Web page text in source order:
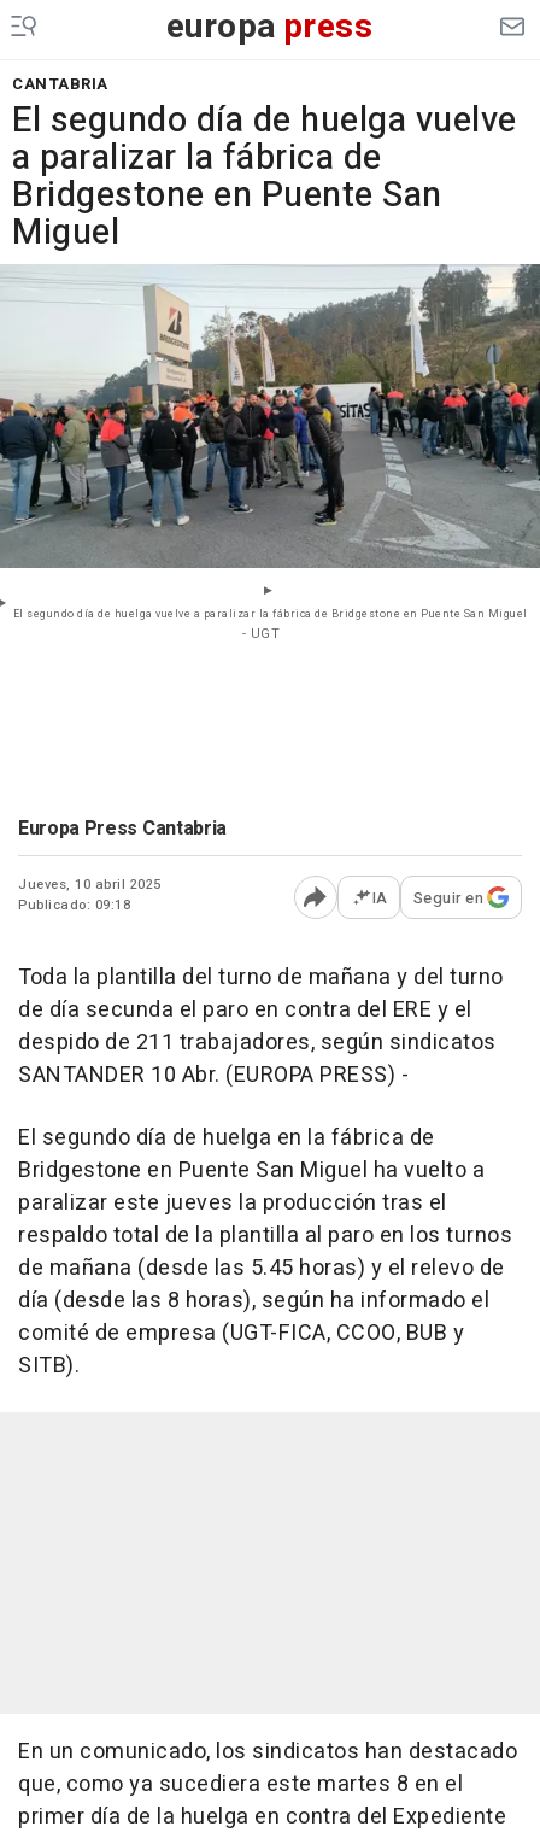
europa press
CANTABRIA
El segundo día de huelga vuelve
a paralizar la fábrica de
Bridgestone en Puente San
Miguel
El segundo día de huelga vuelve a paralizar la fábrica de Bridgestone en Puente San Miguel
- UGT
Europa Press Cantabria
Jueves, 10 abril 2025
Publicado: 09:18
Abrir opciones para
IA Seguir en
Toda la plantilla del turno de mañana y del turno
de día secunda el paro en contra del ERE y el
despido de 211 trabajadores, según sindicatos
SANTANDER 10 Abr. (EUROPA PRESS) -
El segundo día de huelga en la fábrica de
Bridgestone en Puente San Miguel ha vuelto a
paralizar este jueves la producción tras el
respaldo total de la plantilla al paro en los turnos
de mañana (desde las 5.45 horas) y el relevo de
día (desde las 8 horas), según ha informado el
comité de empresa (UGT-FICA, CCOO, BUB y
SITB).
En un comunicado, los sindicatos han destacado
que, como ya sucediera este martes 8 en el
primer día de la huelga en contra del Expediente